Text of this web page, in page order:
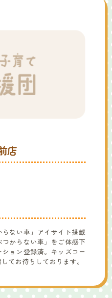
店
ない車」アイサイト搭載
からない車」をご体感下
ョン登録済。キッズコー
てお待ちしております。